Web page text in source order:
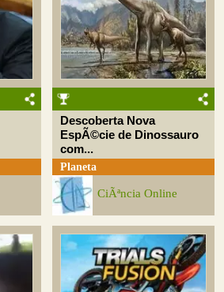
Descoberta Nova
EspÃ©cie de Dinossauro
com...
Planeta
CiÃªncia Online